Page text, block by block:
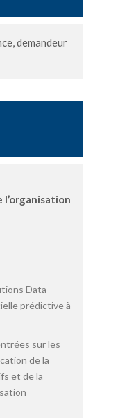
demandeur
Data
prédictive à
sur les
de la
et de la